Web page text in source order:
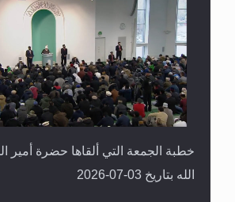
خطبة الجمعة التي ألقاها حضرة أمير
الله بتاريخ 03-07-2026